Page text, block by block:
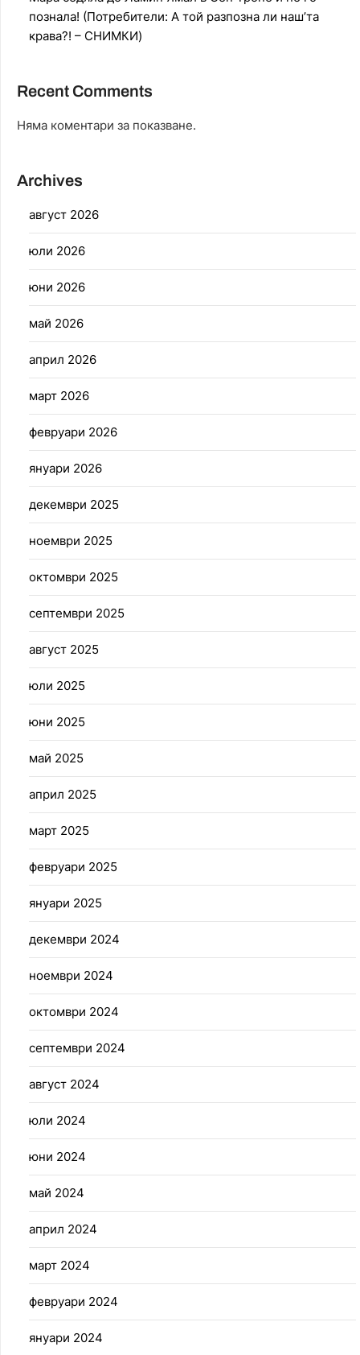
познала! (Потребители: А той разпозна ли наш’та
крава?! – СНИМКИ)
Recent Comments
Няма коментари за показване.
Archives
август 2026
юли 2026
юни 2026
май 2026
април 2026
март 2026
февруари 2026
януари 2026
декември 2025
ноември 2025
октомври 2025
септември 2025
август 2025
юли 2025
юни 2025
май 2025
април 2025
март 2025
февруари 2025
януари 2025
декември 2024
ноември 2024
октомври 2024
септември 2024
август 2024
юли 2024
юни 2024
май 2024
април 2024
март 2024
февруари 2024
януари 2024